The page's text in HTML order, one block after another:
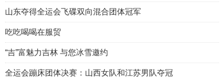
山东夺得全运会飞碟双向混合团体冠军
吃吃喝喝在服贸
“吉”富魅力吉林 与您冰雪邀约
全运会蹦床团体决赛：山西女队和江苏男队夺冠